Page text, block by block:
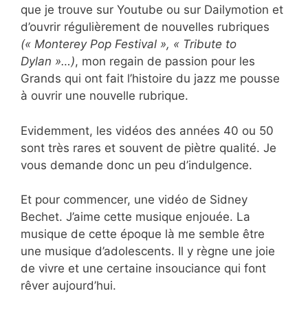
que je trouve sur Youtube ou sur Dailymotion et
d’ouvrir régulièrement de nouvelles rubriques
(« Monterey Pop Festival », « Tribute to
Dylan »…), mon regain de passion pour les
Grands qui ont fait l’histoire du jazz me pousse
à ouvrir une nouvelle rubrique.
Evidemment, les vidéos des années 40 ou 50
sont très rares et souvent de piètre qualité. Je
vous demande donc un peu d’indulgence.
Et pour commencer, une vidéo de Sidney
Bechet. J’aime cette musique enjouée. La
musique de cette époque là me semble être
une musique d’adolescents. Il y règne une joie
de vivre et une certaine insouciance qui font
rêver aujourd’hui.